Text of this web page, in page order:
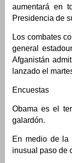
aumentará en
Presidencia de
Los combates
general
Afganistán
lanzado el
Encuestas
Obama es el
galardón.
En medio de la
inusual paso de